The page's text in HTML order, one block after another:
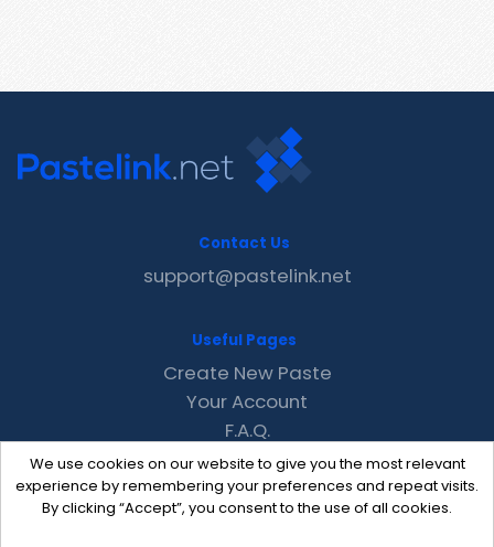
We use cookies on our website to give you the most relevant
experience by remembering your preferences and repeat visits.
By clicking “Accept”, you consent to the use of all cookies.
Contact Us
support@pastelink.net
Useful Pages
Create New Paste
Your Account
F.A.Q.
Recent
Contact